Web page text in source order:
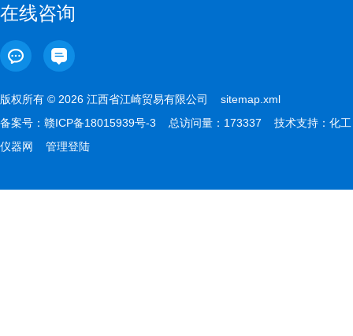
在线咨询
版权所有 © 2026 江西省江崎贸易有限公司 sitemap.xml
备案号： 赣ICP备18015939号-3 总访问量：173337 技术支持： 化工
仪器网
管理登陆